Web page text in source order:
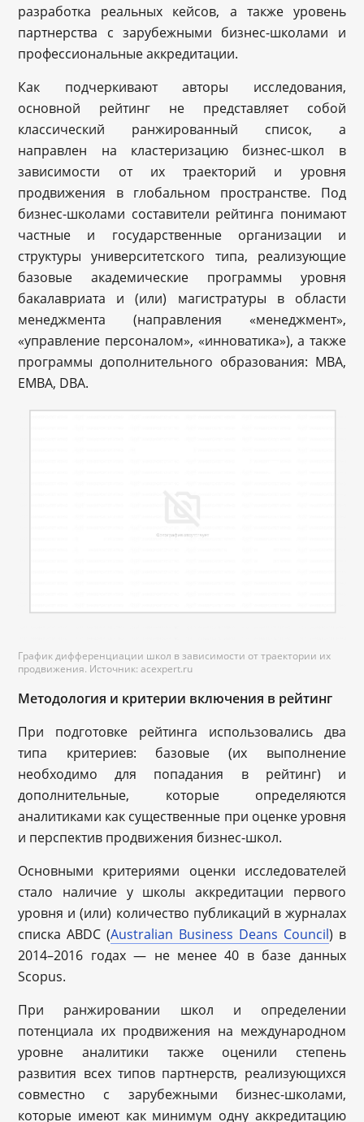
разработка реальных кейсов, а также уровень
партнерства с зарубежными бизнес-школами и
профессиональные аккредитации.
Как подчеркивают авторы исследования,
основной рейтинг не представляет собой
классический ранжированный список, а
направлен на кластеризацию бизнес-школ в
зависимости от их траекторий и уровня
продвижения в глобальном пространстве. Под
бизнес-школами составители рейтинга понимают
частные и государственные организации и
структуры университетского типа, реализующие
базовые академические программы уровня
бакалавриата и (или) магистратуры в области
менеджмента (направления «менеджмент»,
«управление персоналом», «инноватика»), а также
программы дополнительного образования: MBA,
EMBA, DBA.
График дифференциации школ в зависимости от траектории их
продвижения. Источник: acexpert.ru
Методология и критерии включения в рейтинг
При подготовке рейтинга использовались два
типа критериев: базовые (их выполнение
необходимо для попадания в рейтинг) и
дополнительные, которые определяются
аналитиками как существенные при оценке уровня
и перспектив продвижения бизнес-школ.
Основными критериями оценки исследователей
стало наличие у школы аккредитации первого
уровня и (или) количество публикаций в журналах
списка ABDC (Australian Business Deans Council) в
2014–2016 годах — не менее 40 в базе данных
Scopus.
При ранжировании школ и определении
потенциала их продвижения на международном
уровне аналитики также оценили степень
развития всех типов партнерств, реализующихся
совместно с зарубежными бизнес-школами,
которые имеют как минимум одну аккредитацию